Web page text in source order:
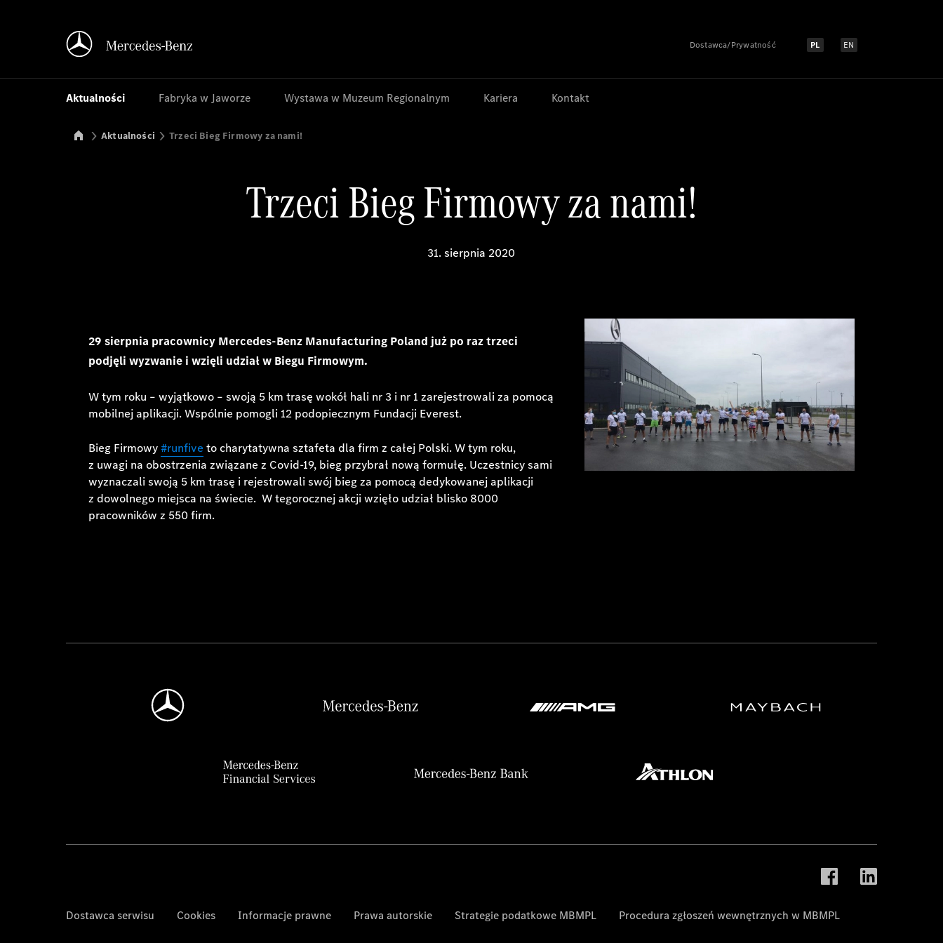
Dostawca/Prywatność Select language:
PL Select language:
EN
Aktualności Fabryka w Jaworze Wystawa w Muzeum Regionalnym Kariera Kontakt
Mercedes-Benz Manufacturing Poland
Aktualności Trzeci Bieg Firmowy za nami!
Trzeci Bieg Firmowy za nami!
31. sierpnia 2020
29 sierpnia pracownicy Mercedes-Benz Manufacturing Poland już po raz trzeci
podjęli wyzwanie i wzięli udział w Biegu Firmowym.
W tym roku – wyjątkowo – swoją 5 km trasę wokół hali nr 3 i nr 1 zarejestrowali za pomocą
mobilnej aplikacji. Wspólnie pomogli 12 podopiecznym Fundacji Everest.
Bieg Firmowy#runfive to charytatywna sztafeta dla firm z całej Polski. W tym roku,
z uwagi na obostrzenia związane z Covid-19, bieg przybrał nową formułę. Uczestnicy sami
wyznaczali swoją 5 km trasę i rejestrowali swój bieg za pomocą dedykowanej aplikacji
z dowolnego miejsca na świecie. W tegorocznej akcji wzięło udział blisko 8000
pracowników z 550 firm.
Dostawca serwisu Cookies Informacje prawne Prawa autorskie Strategie podatkowe MBMPL Procedura zgłoszeń wewnętrznych w MBMPL